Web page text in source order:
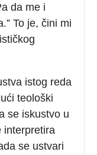
da me i
To je, čini mi
istog reda
teološki
se iskustvo u
interpretira
se ustvari